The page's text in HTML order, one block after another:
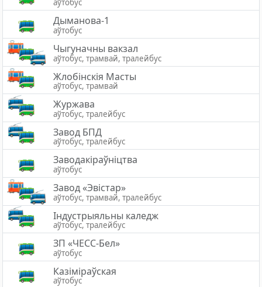
аўтобус
Дыманова-1
аўтобус
Чыгуначны вакзал
аўтобус, трамвай, тралейбус
Жлобiнскiя Масты
аўтобус, трамвай
Журжава
аўтобус, тралейбус
Завод БПД
аўтобус, тралейбус
Заводакіраўніцтва
аўтобус
Завод «Эвістар»
аўтобус, трамвай, тралейбус
Індустрыяльны каледж
аўтобус, тралейбус
ЗП «ЧЕСС-Бел»
аўтобус
Казіміраўская
аўтобус